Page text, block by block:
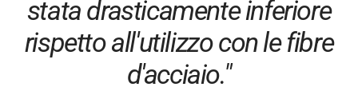
stata drasticamente inferiore
rispetto all'utilizzo con le fibre
d'acciaio."